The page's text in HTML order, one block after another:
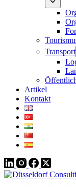
Transport
Artikel
Kontakt